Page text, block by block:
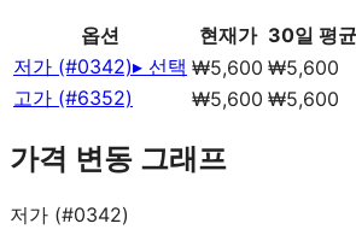
옵션 현재가 30일 평균
저가 (#0342)▸ 선택 ₩5,600 ₩5,600
고가 (#6352)
₩5,600 ₩5,600
가격 변동 그래프
저가 (#0342)